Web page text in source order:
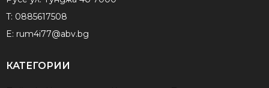
T: 0885617508
E: rum4i77@abv.bg
КАТЕГОРИИ